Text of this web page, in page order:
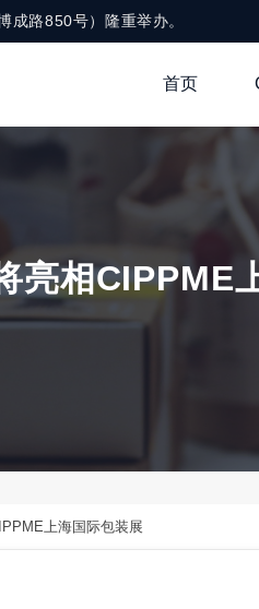
路850号）隆重举办。
首页
亮相CIPPME
上海国际包装展